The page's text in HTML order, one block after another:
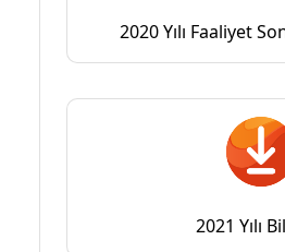
2020 Yılı Faaliyet
2021 Yılı